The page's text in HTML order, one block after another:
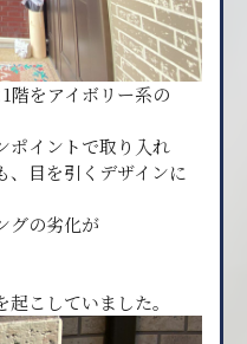
階をアイボリー系の
ポイントで取り入れ
、目を引くデザインに
グの劣化が
こしていました。